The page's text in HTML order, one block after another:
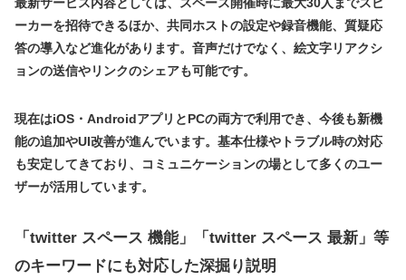
ーカーを招待できるほか、共同ホストの設定や録音機能、質疑応
答の導入など進化があります。音声だけでなく、絵文字リアクシ
ョンの送信やリンクのシェアも可能です。
現在はiOS・AndroidアプリとPCの両方で利用でき、今後も新機
能の追加やUI改善が進んでいます。基本仕様やトラブル時の対応
も安定してきており、コミュニケーションの場として多くのユー
ザーが活用しています。
「twitter スペース 機能」「twitter スペース 最新」等
のキーワードにも対応した深掘り説明